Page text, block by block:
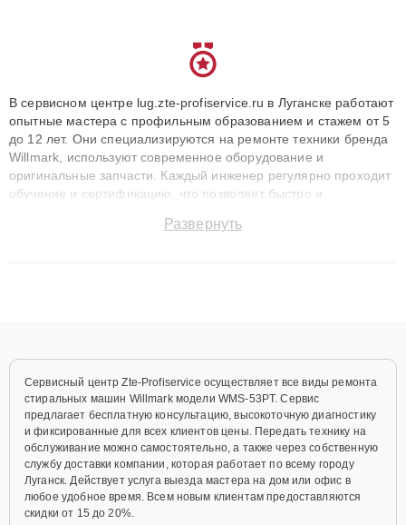
В сервисном центре lug.zte-profiservice.ru в Луганске работают
опытные мастера с профильным образованием и стажем от 5
до 12 лет. Они специализируются на ремонте техники бренда
Willmark, используют современное оборудование и
оригинальные запчасти. Каждый инженер регулярно проходит
обучение и сертификацию, что позволяет быстро и
сохранением гарантии до 3 лет. Наши мастера решают
Развернуть
Сервисный центр Zte-Profiservice осуществляет все виды ремонта
стиральных машин Willmark модели WMS-53PT. Сервис
предлагает бесплатную консультацию, высокоточную диагностику
и фиксированные для всех клиентов цены. Передать технику на
обслуживание можно самостоятельно, а также через собственную
службу доставки компании, которая работает по всему городу
Луганск. Действует услуга выезда мастера на дом или офис в
любое удобное время. Всем новым клиентам предоставляются
скидки от 15 до 20%.